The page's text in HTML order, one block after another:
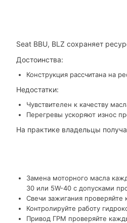
Seat BBU, BLZ сохраняет
Достоинства:
Конструкция рассчитана на
Недостатки:
Чувствителен к качеству
Перегревы ускоряют износ
На практике владельцы
Замена моторного масла
30 или 5W-40 с допусками
Свечи зажигания
Контролируйте работу
Привод ГРМ проверяйте